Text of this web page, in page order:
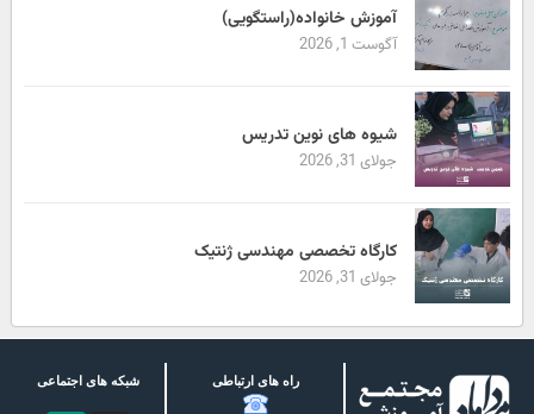
آموزش خانواده(راستگویی)
آگوست 1, 2026
شیوه های نوین تدریس
جولای 31, 2026
کارگاه تخصصی مهندسی ژنتیک
جولای 31, 2026
راه های ارتباطی شبکه های اجتماعی